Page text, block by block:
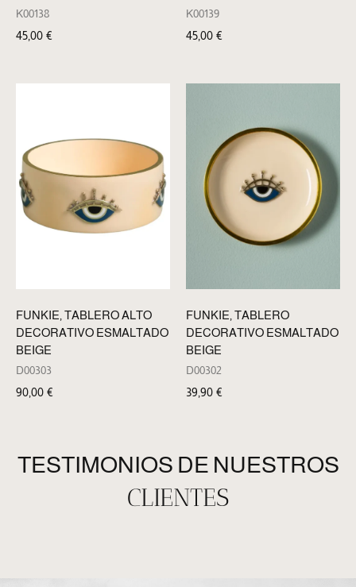
K00138
45,00 €
K00139
45,00 €
FUNKIE, TABLERO ALTO
DECORATIVO ESMALTADO
BEIGE
D00303
90,00 €
FUNKIE, TABLERO
DECORATIVO ESMALTADO
BEIGE
D00302
39,90 €
TESTIMONIOS DE NUESTROS
CLIENTES